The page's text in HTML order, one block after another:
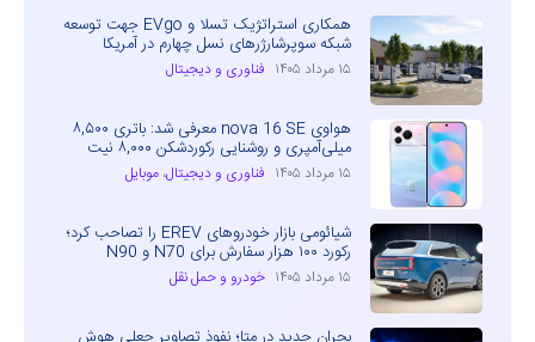
همکاری استراتژیک تسلا و EVgo جهت توسعه
شبکه سوپرشارژرهای نسل چهارم در آمریکا
۱۵ مرداد ۱۴۰۵ فناوری و دیجیتال
هواوی nova 16 SE معرفی شد: باتری ۸,۵۰۰
میلی‌آمپری و روشنایی رکوردشکن ۸,۰۰۰ نیت
۱۵ مرداد ۱۴۰۵ فناوری و دیجیتال، موبایل
شیائومی بازار خودروهای EREV را تصاحب کرد؛
رکورد ۱۰۰ هزار سفارش برای N70 و N90
۱۵ مرداد ۱۴۰۵ خودرو و حمل نقل
بحران جدید در متا؛ نفوذ تصاویر جعلی هوش